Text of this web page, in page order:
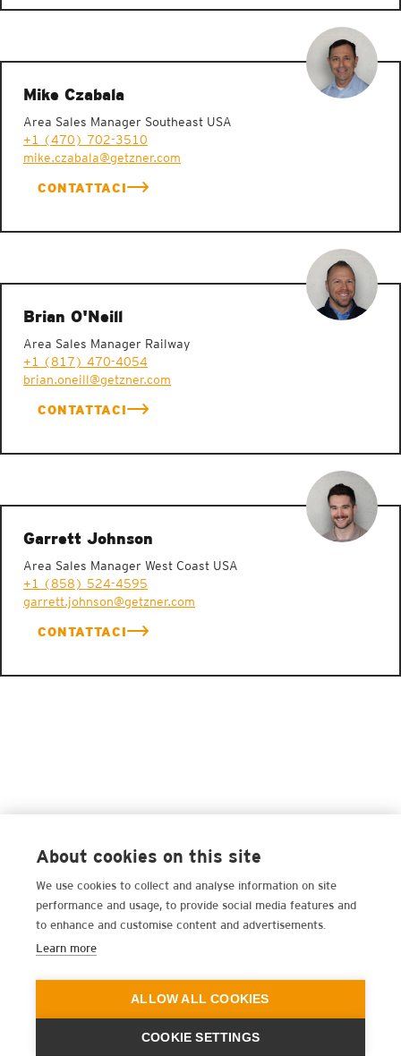
Mike Czabala
Area Sales Manager Southeast USA
+1 (470) 702-3510
mike.czabala@getzner.com
CONTATTACI
Brian O'Neill
Area Sales Manager Railway
+1 (817) 470-4054
brian.oneill@getzner.com
CONTATTACI
Garrett Johnson
Area Sales Manager West Coast USA
+1 (858) 524-4595
garrett.johnson@getzner.com
CONTATTACI
About cookies on this site
We use cookies to collect and analyse information on site
performance and usage, to provide social media features and
to enhance and customise content and advertisements.
Learn more
ALLOW ALL COOKIES
COOKIE SETTINGS